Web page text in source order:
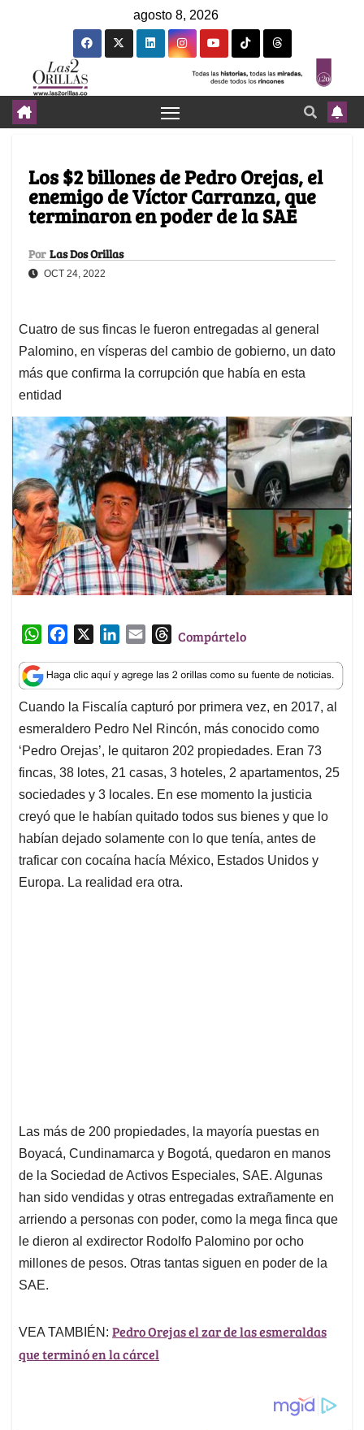
agosto 8, 2026
Los $2 billones de Pedro Orejas, el
enemigo de Víctor Carranza, que
terminaron en poder de la SAE
Por Las Dos Orillas
OCT 24, 2022
Cuatro de sus fincas le fueron entregadas al general
Palomino, en vísperas del cambio de gobierno, un dato
más que confirma la corrupción que había en esta
entidad
W
a
t
s
A
p
p
c
e
b
o
o
k
n
k
e
d
I
n
a
i
l
T
r
e
a
d
s
Compártelo
Cuando la Fiscalía capturó por primera vez, en 2017, al
esmeraldero Pedro Nel Rincón, más conocido como
‘Pedro Orejas’, le quitaron 202 propiedades. Eran 73
fincas, 38 lotes, 21 casas, 3 hoteles, 2 apartamentos, 25
sociedades y 3 locales. En ese momento la justicia
creyó que le habían quitado todos sus bienes y que lo
habían dejado solamente con lo que tenía, antes de
traficar con cocaína hacía México, Estados Unidos y
Europa. La realidad era otra.
Las más de 200 propiedades, la mayoría puestas en
Boyacá, Cundinamarca y Bogotá, quedaron en manos
de la Sociedad de Activos Especiales, SAE. Algunas
han sido vendidas y otras entregadas extrañamente en
arriendo a personas con poder, como la mega finca que
le dieron al exdirector Rodolfo Palomino por ocho
millones de pesos. Otras tantas siguen en poder de la
SAE.
VEA TAMBIÉN: Pedro Orejas el zar de las esmeraldas
que terminó en la cárcel